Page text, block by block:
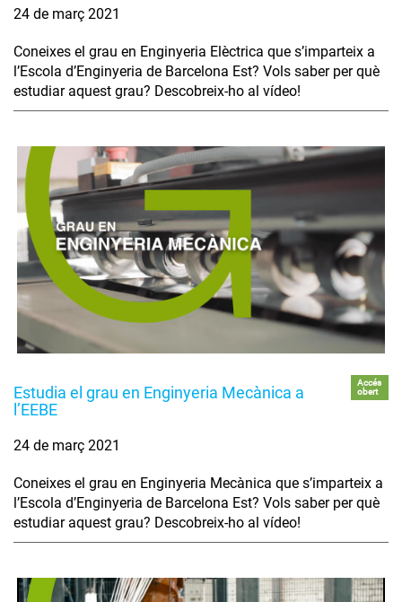
24 de març 2021
Coneixes el grau en Enginyeria Elèctrica que s’imparteix a
l’Escola d’Enginyeria de Barcelona Est? Vols saber per què
estudiar aquest grau? Descobreix-ho al vídeo!
Estudia el grau en Enginyeria Mecànica a
l’EEBE
Accés
obert
24 de març 2021
Coneixes el grau en Enginyeria Mecànica que s’imparteix a
l’Escola d’Enginyeria de Barcelona Est? Vols saber per què
estudiar aquest grau? Descobreix-ho al vídeo!